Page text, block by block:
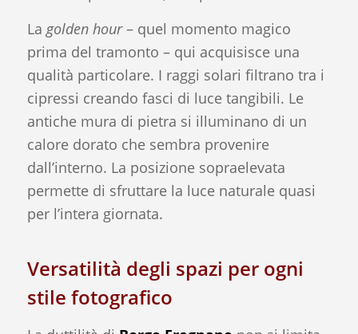
Lagolden hour– quel momento magico
prima del tramonto – qui acquisisce una
qualità particolare. I raggi solari filtrano tra i
cipressi creando fasci di luce tangibili. Le
antiche mura di pietra si illuminano di un
calore dorato che sembra provenire
dall’interno. La posizione sopraelevata
permette di sfruttare la luce naturale quasi
per l’intera giornata.
Versatilità degli spazi per ogni
stile fotografico